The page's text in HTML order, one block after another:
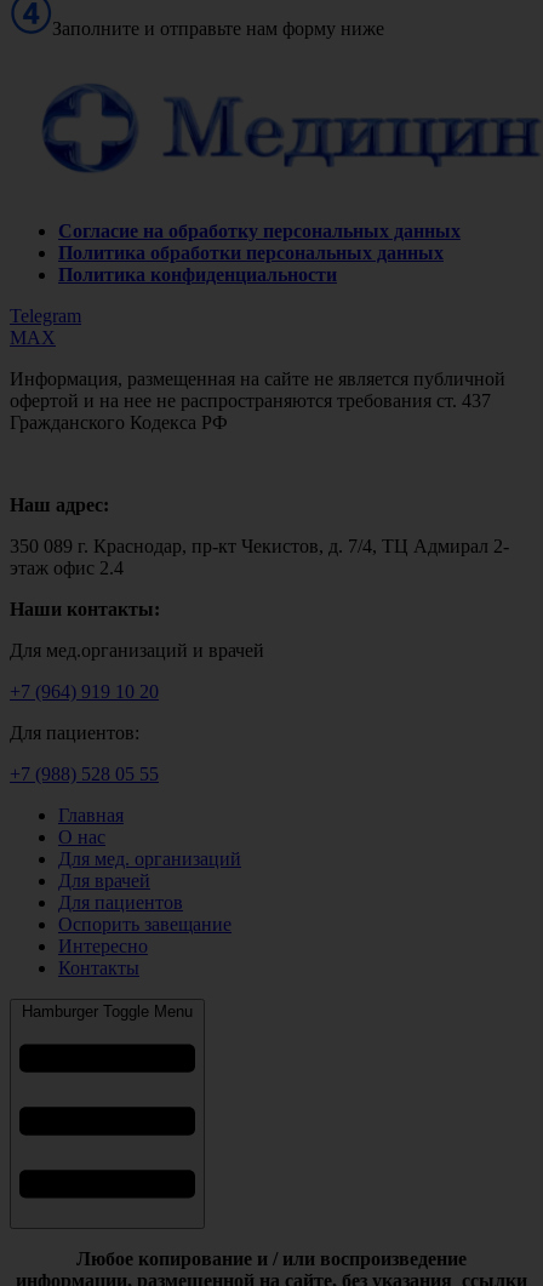
Заполните и отправьте нам форму ниже
Согласие на обработку персональных данных
Политика обработки персональных данных
Политика конфиденциальности
Telegram
MAX
Информация, размещенная на сайте не является публичной
офертой и на нее не распространяются требования ст. 437
Гражданского Кодекса РФ
Наш адрес:
350 089 г. Краснодар, пр-кт Чекистов, д. 7/4, ТЦ Адмирал 2-
этаж офис 2.4
Наши контакты:
Для мед.организаций и врачей
+7 (964) 919 10 20
Для пациентов:
+7 (988) 528 05 55
Главная
О нас
Для мед. организаций
Для врачей
Для пациентов
Оспорить завещание
Интересно
Контакты
Hamburger Toggle Menu
Любое копирование и / или воспроизведение
информации, размещенной на сайте, без указания ссылки